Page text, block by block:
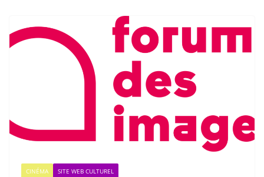
CINÉMA SITE WEB CULTUREL